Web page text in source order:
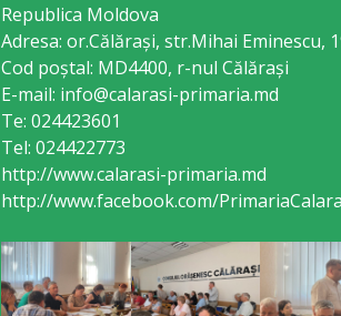
Republica Moldova
Adresa: or.Călăraşi, str.Mihai Eminescu,
Cod poștal: MD4400, r-nul Călăraşi
E-mail: info@calarasi-primaria.md
Te: 024423601
Tel: 024422773
http://www.calarasi-primaria.md
http://www.facebook.com/